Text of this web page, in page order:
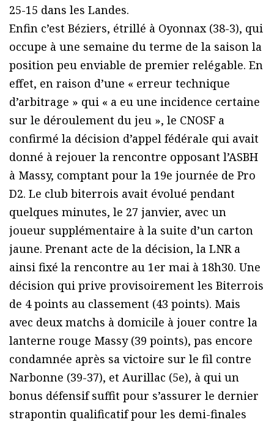
25-15 dans les Landes.
Enfin c’est Béziers, étrillé à Oyonnax (38-3), qui
occupe à une semaine du terme de la saison la
position peu enviable de premier relégable. En
effet, en raison d’une « erreur technique
d’arbitrage » qui « a eu une incidence certaine
sur le déroulement du jeu », le CNOSF a
confirmé la décision d’appel fédérale qui avait
donné à rejouer la rencontre opposant l’ASBH
à Massy, comptant pour la 19e journée de Pro
D2. Le club biterrois avait évolué pendant
quelques minutes, le 27 janvier, avec un
joueur supplémentaire à la suite d’un carton
jaune. Prenant acte de la décision, la LNR a
ainsi fixé la rencontre au 1er mai à 18h30. Une
décision qui prive provisoirement les Biterrois
de 4 points au classement (43 points). Mais
avec deux matchs à domicile à jouer contre la
lanterne rouge Massy (39 points), pas encore
condamnée après sa victoire sur le fil contre
Narbonne (39-37), et Aurillac (5e), à qui un
bonus défensif suffit pour s’assurer le dernier
strapontin qualificatif pour les demi-finales